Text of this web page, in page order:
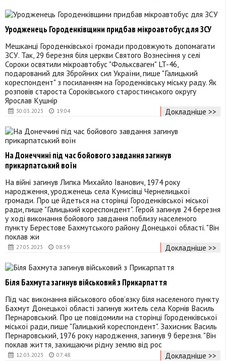
30.03.2023 19:04
Уродженець Городенківщини придбав мікроавтобус для ЗСУ
Мешканці Городенківської громади продовжують допомагати
ЗСУ. Так, 29 березня біля церкви Святого Вознесіння у селі
Сороки освятили мікроавтобус "Фольксваген" LT-46,
подарований для Збройних сил України, пише "Галицький
кореспондент" з посиланням на Городенківську міську раду. Як
розповів староста Сороківського старостинського округу
Ярослав Кушнір
Докладніше >>
27.03.2023 08:59
На Донеччині під час бойового завдання загинув
прикарпатський воїн
На війні загинув Липка Михайло Іванович, 1974 року
народження, уродженець села Кунисівці Чернелицької
громади. Про це йдеться на сторінці Городенківської міської
ради, пише "Галицький кореспондент". Герой загинув 24 березня
у ході виконання бойового завдання поблизу населеного
пункту Берестове Бахмутського району Донецької області. "Він
поклав жи
Докладніше >>
12.03.2023 07:48
Біля Бахмута загинув військовий з Прикарпаття
Під час виконання військового обов’язку біля населеного пункту
Бахмут Донецької області загинув житель села Корнів Василь
Пернаровський. Про це повідомили на сторінці Городенківської
міської ради, пише "Галицький кореспондент". Захисник Василь
Пернаровський, 1976 року народження, загинув 9 березня. "Він
поклав життя, захищаючи рідну землю від рос
Докладніше >>